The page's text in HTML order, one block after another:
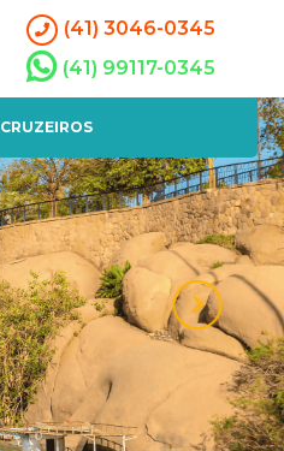
(41) 3046-0345
(41) 99117-0345
CRUZEIROS